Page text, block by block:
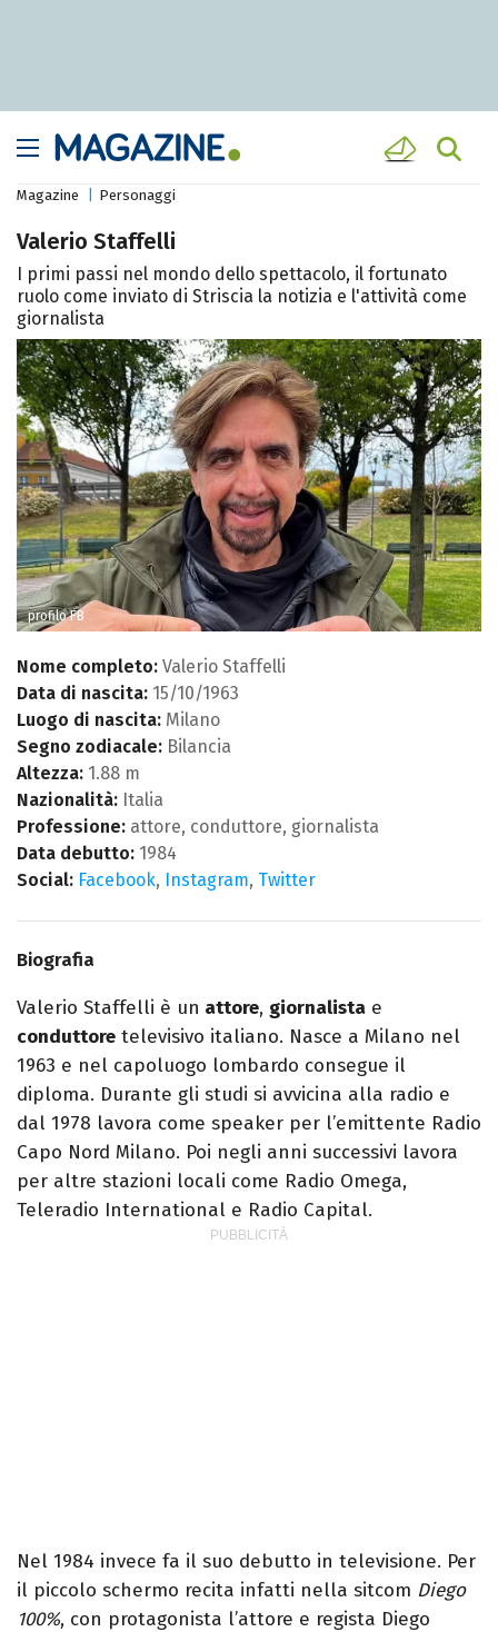
Magazine Personaggi
Valerio Staffelli
I primi passi nel mondo dello spettacolo, il fortunato
ruolo come inviato di Striscia la notizia e l'attività come
giornalista
profilo FB
Nome completo: Valerio Staffelli
Data di nascita: 15/10/1963
Luogo di nascita: Milano
Segno zodiacale: Bilancia
Altezza: 1.88 m
Nazionalità: Italia
Professione: attore, conduttore, giornalista
Data debutto: 1984
Social: Facebook, Instagram, Twitter
Biografia
Valerio Staffelli è un attore, giornalista e
conduttore televisivo italiano. Nasce a Milano nel
1963 e nel capoluogo lombardo consegue il
diploma. Durante gli studi si avvicina alla radio e
dal 1978 lavora come speaker per l’emittente Radio
Capo Nord Milano. Poi negli anni successivi lavora
per altre stazioni locali come Radio Omega,
Teleradio International e Radio Capital.
Nel 1984 invece fa il suo debutto in televisione. Per
il piccolo schermo recita infatti nella sitcom Diego
100%, con protagonista l’attore e regista Diego